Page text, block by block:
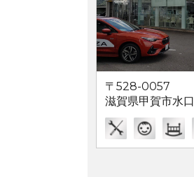
〒528-0057
滋賀県甲賀市水